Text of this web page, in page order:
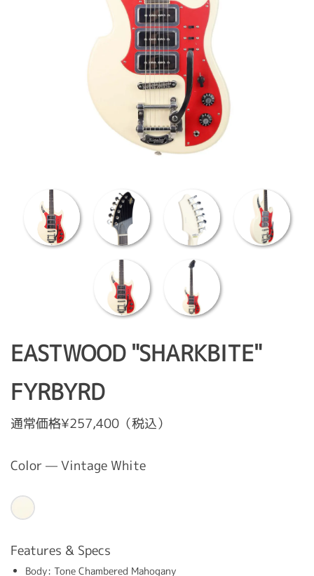
EASTWOOD "SHARKBITE"
FYRBYRD
通常価格¥257,400（税込）
Color — Vintage White
Features & Specs
Body: Tone Chambered Mahogany